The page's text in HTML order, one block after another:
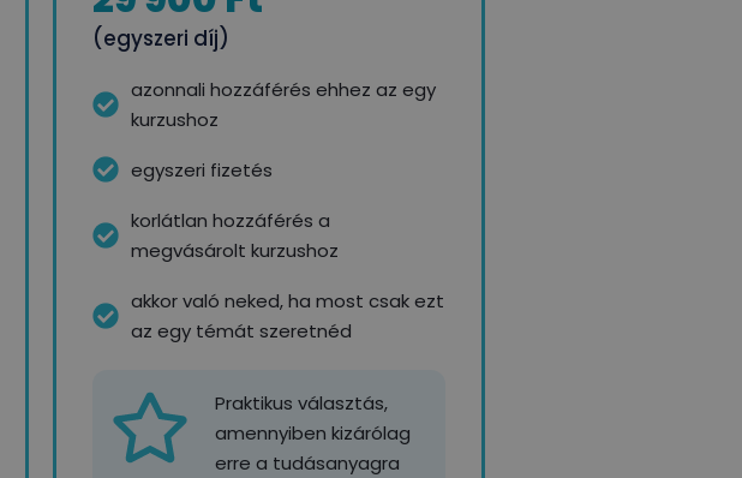
(egyszeri díj)
azonnali hozzáférés ehhez az egy
kurzushoz
egyszeri fizetés
korlátlan hozzáférés a
megvásárolt kurzushoz
akkor való neked, ha most csak ezt
az egy témát szeretnéd
Praktikus választás,
amennyiben kizárólag
erre a tudásanyagra